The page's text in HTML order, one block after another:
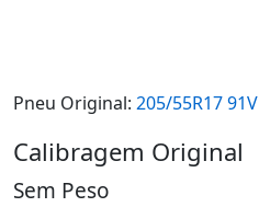
Pneu Original: 205/55R17 91V
Calibragem Original
Sem Peso